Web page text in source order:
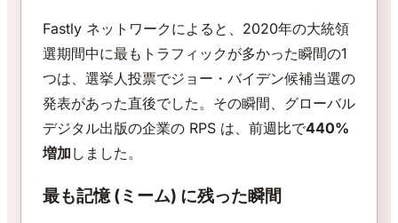
Fastly ネットワークによると、2020年の大統領
選期間中に最もトラフィックが多かった瞬間の1
つは、選挙人投票でジョー・バイデン候補当選の
発表があった直後でした。その瞬間、グローバル
デジタル出版の企業の RPS は、前週比で440%
増加 しました。
最も記憶 (ミーム) に残った瞬間